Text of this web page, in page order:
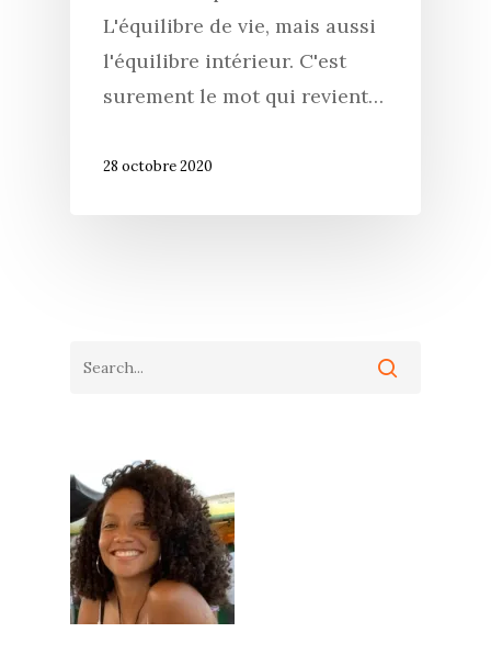
L'équilibre de vie, mais aussi
l'équilibre intérieur. C'est
surement le mot qui revient…
28 octobre 2020